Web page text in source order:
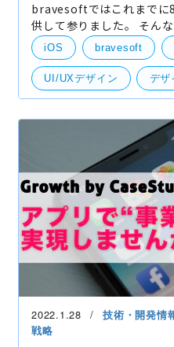
bravesoftではこれまでに
供して参りました。 そん
デザインオフィサー）に
GoodDesign賞を受賞した
インもできる開発会
iOS bravesoft
UI/UXデザイン デザ
2022.1.28 技術・開発情
戦略